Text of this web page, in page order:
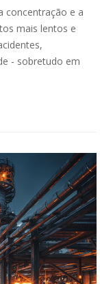
concentração e a
mais lentos e
- sobretudo em